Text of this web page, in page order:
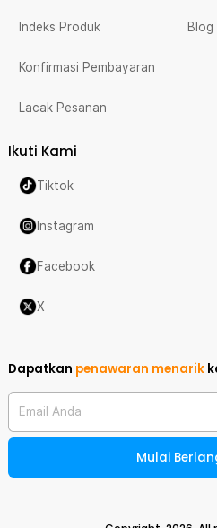
Indeks Produk
Konfirmasi Pembayaran
Lacak Pesanan
Blog
Ikuti Kami
Tiktok
Instagram
Facebook
X
Dapatkan penawaran menarik
Email Anda
Mulai